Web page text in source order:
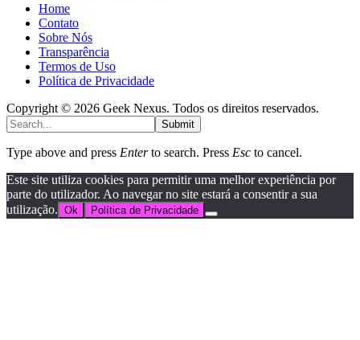
Home
Contato
Sobre Nós
Transparência
Termos de Uso
Política de Privacidade
Copyright © 2026 Geek Nexus. Todos os direitos reservados.
Submit
Type above and press Enterto search. Press Esc to cancel.
Este site utiliza cookies para permitir uma melhor experiência por
parte do utilizador. Ao navegar no site estará a consentir a sua
utilização. Ok Política de Privacidade